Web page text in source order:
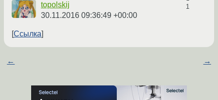
1
topolskij
30.11.2016 09:36:49 +00:00
Ссылка
← →